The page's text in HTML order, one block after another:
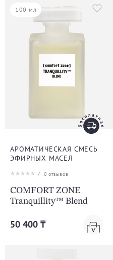
100 мл
АРОМАТИЧЕСКАЯ СМЕСЬ
ЭФИРНЫХ МАСЕЛ
/ 0 отзывов
COMFORT ZONE
Tranquillity™ Blend
50 400 ₸